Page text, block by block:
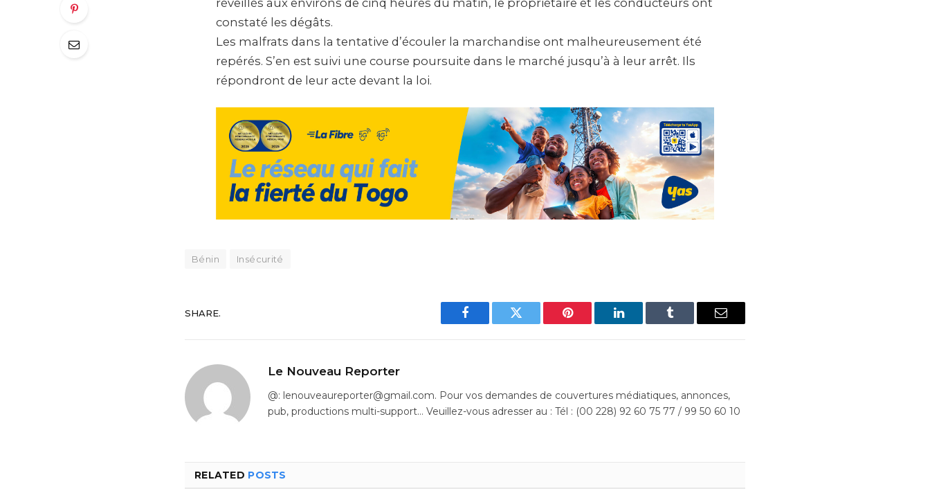
constaté les dégâts.
Les malfrats dans la tentative d’écouler la marchandise ont malheureusement été
repérés. S’en est suivi une course poursuite dans le marché jusqu’à à leur arrêt. Ils
répondront de leur acte devant la loi.
Bénin Insécurité
SHARE.
Facebook Twitter Pinterest LinkedIn Tumblr Email
Le Nouveau Reporter
@: lenouveaureporter@gmail.com. Pour vos demandes de couvertures médiatiques, annonces,
pub, productions multi-support… Veuillez-vous adresser au : Tél : (00 228) 92 60 75 77 / 99 50 60 10
RELATED POSTS